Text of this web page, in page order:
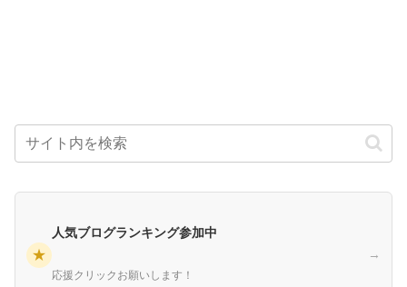
★
人気ブログランキング参加中
応援クリックお願いします！
→